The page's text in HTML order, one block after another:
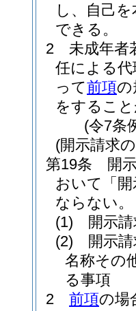
し、自己
できる。
2
未成年者
任による代
って前項の
をするこ
(令7条
(開示請求
第19条
開
おいて「
ならない。
(1)
開示
(2)
開示
名称その
る事項
2
前項の場